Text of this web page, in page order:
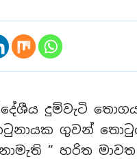
දුම්වැටි
ගුවන්
” හරිත